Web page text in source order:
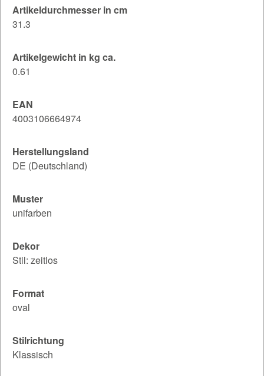
Artikeldurchmesser in cm
31.3
Artikelgewicht in kg ca.
0.61
EAN
4003106664974
Herstellungsland
DE (Deutschland)
Muster
unifarben
Dekor
Stil: zeitlos
Format
oval
Stilrichtung
Klassisch